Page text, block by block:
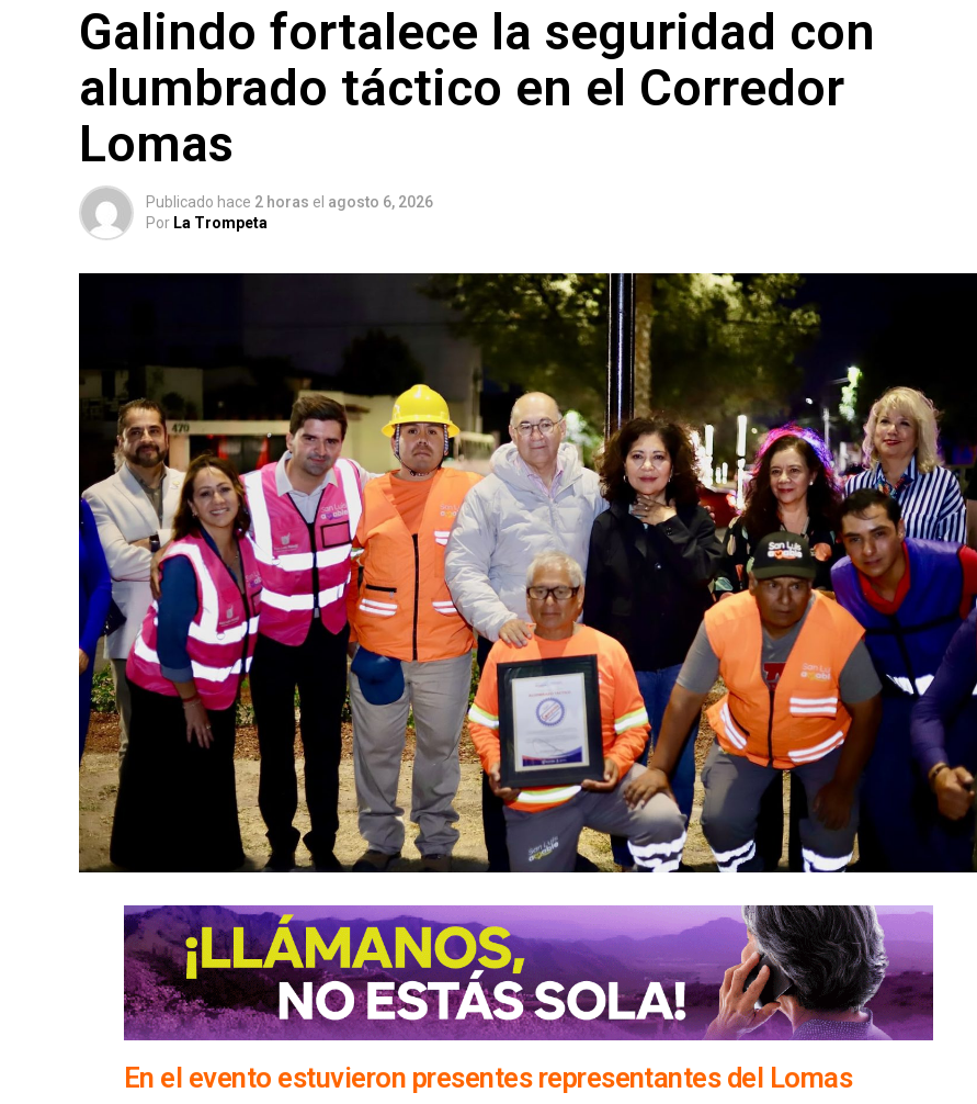
Galindo fortalece la seguridad con
alumbrado táctico en el Corredor
Lomas
Publicado hace 2 horas el agosto 6, 2026
Por La Trompeta
En el evento estuvieron presentes representantes del Lomas